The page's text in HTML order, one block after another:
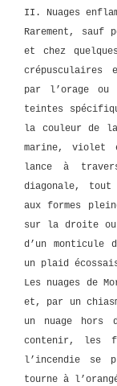
II. Nuages
Rarement,
et chez
crépusculaires
par l’orage
teintes
la couleur de
marine, violet
lance à
diagonale, tout
aux formes
sur la droite ou
d’un monticule
un plaid
Les nuages de
et, par un
un nuage hors
contenir, les
l’incendie se
tourne à